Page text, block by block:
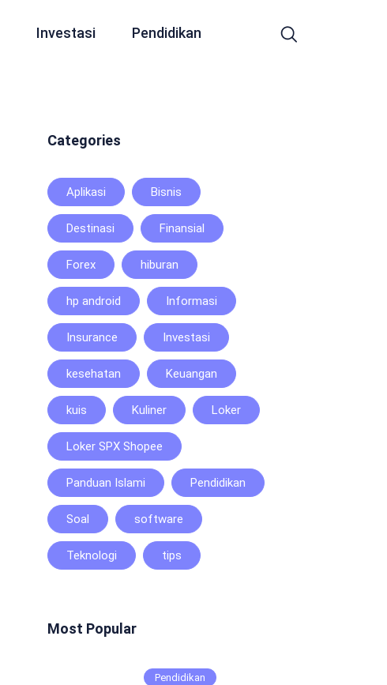
Investasi Pendidikan
Categories
Aplikasi Bisnis
Destinasi Finansial
Forex hiburan
hp android Informasi
Insurance Investasi
kesehatan Keuangan
kuis Kuliner Loker
Loker SPX Shopee
Panduan Islami Pendidikan
Soal software
Teknologi tips
Most Popular
Pendidikan